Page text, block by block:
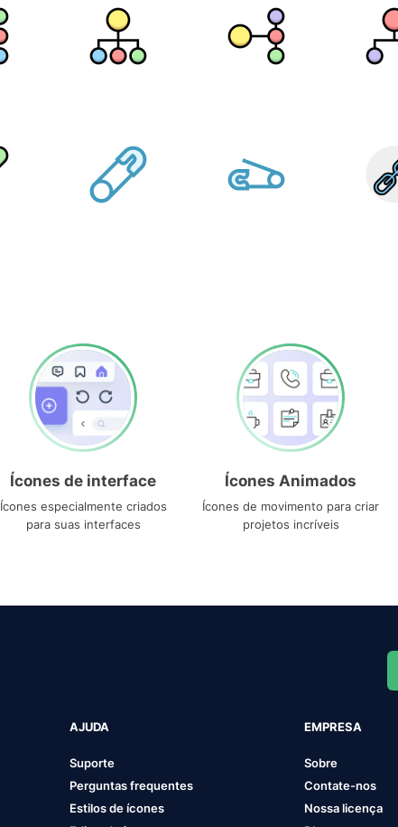
Ícones de interface
Ícones especialmente criados
para suas interfaces
Ícones Animados
Ícones de movimento para criar
projetos incríveis
AJUDA
Suporte
Perguntas frequentes
Estilos de ícones
EMPRESA
Sobre
Contate-nos
Nossa licença